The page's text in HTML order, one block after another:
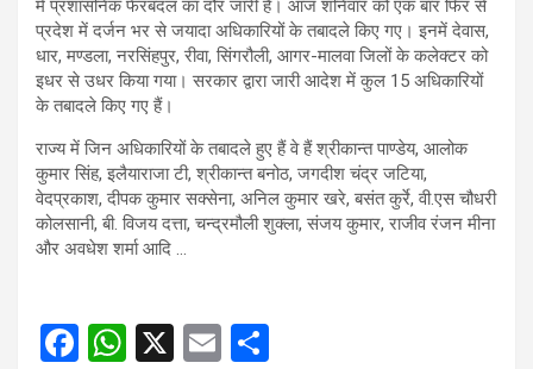
में प्रशासनिक फेरबदल का दौर जारी है। आज शनिवार को एक बार फिर से
प्रदेश में दर्जन भर से जयादा अधिकारियों के तबादले किए गए। इनमें देवास,
धार, मण्डला, नरसिंहपुर, रीवा, सिंगरौली, आगर-मालवा जिलों के कलेक्टर को
इधर से उधर किया गया। सरकार द्वारा जारी आदेश में कुल 15 अधिकारियों
के तबादले किए गए हैं।
राज्य में जिन अधिकारियों के तबादले हुए हैं वे हैं श्रीकान्त पाण्डेय, आलोक
कुमार सिंह, इलैयाराजा टी, श्रीकान्त बनोठ, जगदीश चंद्र जटिया,
वेदप्रकाश, दीपक कुमार सक्सेना, अनिल कुमार खरे, बसंत कुर्रे, वी.एस चौधरी
कोलसानी, बी. विजय दत्ता, चन्द्रमौली शुक्ला, संजय कुमार, राजीव रंजन मीना
और अवधेश शर्मा आदि …
F
W X
E